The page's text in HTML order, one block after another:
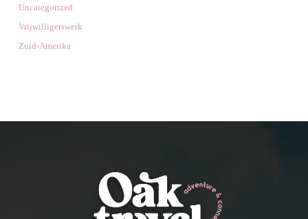
Uncategorized
Vrijwilligerswerk
Zuid-Amerika